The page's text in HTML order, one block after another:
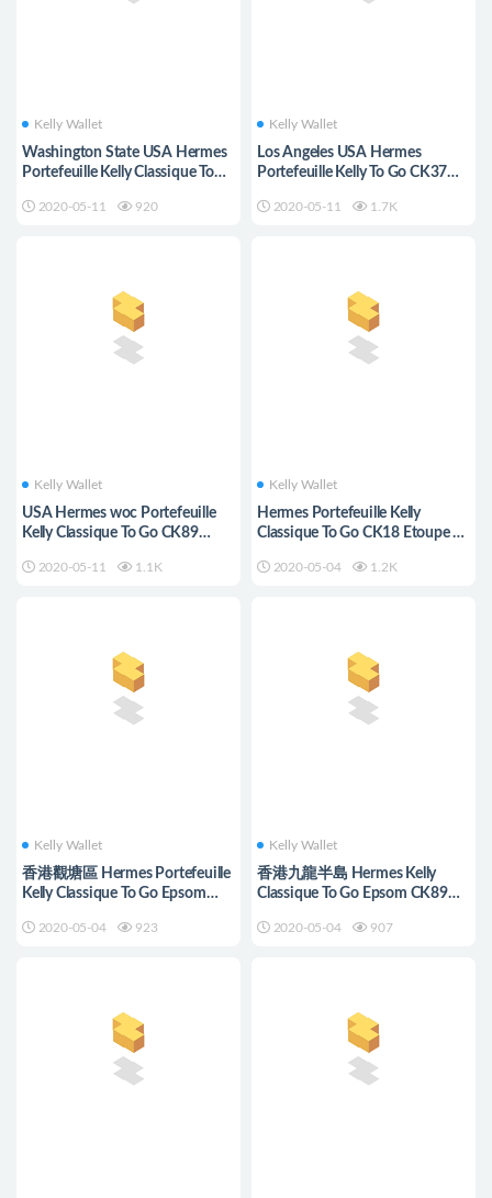
Kelly Wallet
Washington State USA Hermes
Portefeuille Kelly Classique To
2020-05-11 920
Kelly Wallet
Los Angeles USA Hermes
Portefeuille Kelly To Go CK37
2020-05-11 1.7K
Kelly Wallet
USA Hermes woc Portefeuille
Kelly Classique To Go CK89
2020-05-11 1.1K
Kelly Wallet
Hermes Portefeuille Kelly
Classique To Go CK18 Etoupe 大
2020-05-04 1.2K
Kelly Wallet
香港觀塘區 Hermes Portefeuille
Kelly Classique To Go Epsom
2020-05-04 923
Kelly Wallet
香港九龍半島 Hermes Kelly
Classique To Go Epsom CK89
2020-05-04 907